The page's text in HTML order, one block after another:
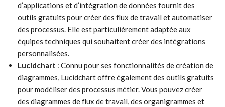
d’applications et d’intégration de données fournit des
outils gratuits pour créer des flux de travail et automatiser
des processus. Elle est particulièrement adaptée aux
équipes techniques qui souhaitent créer des intégrations
personnalisées.
Lucidchart : Connu pour ses fonctionnalités de création de
diagrammes, Lucidchart offre également des outils gratuits
pour modéliser des processus métier. Vous pouvez créer
des diagrammes de flux de travail, des organigrammes et